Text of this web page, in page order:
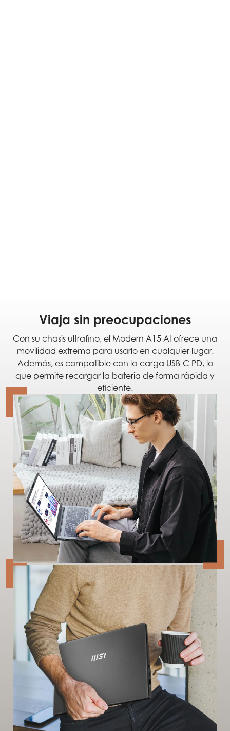
Viaja sin preocupaciones
Con su chasis ultrafino, el Modern A15 AI ofrece una
movilidad extrema para usarlo en cualquier lugar.
Además, es compatible con la carga USB-C PD, lo
que permite recargar la batería de forma rápida y
eficiente.